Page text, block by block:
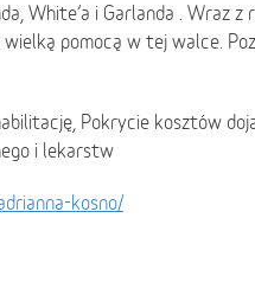
White’a i Garlanda . Wraz z
pomocą w tej walce.
Pokrycie kosztów
i lekarstw
kosno/